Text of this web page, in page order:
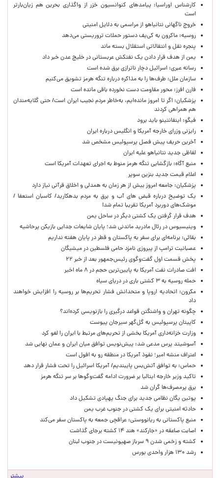
کارشناس اوراسیا: پیامدهای کنوانسیون خزر از واگذاری بحرین هم زیان‌بارتر
است
خروج ناگهانی نتانیاهو از مراسمی به دلایل امنیتی
روسیه: ماکرون به کی‌یف دستور حملات تروریستی می‌دهد
پنجره‌ نقل و انتقالاتی استقلال بسته ماند
یمن از هدف قرار دادن یک نفتکش عربستانی در خلیج عدن خبر داد
رسانه عبری: اسرائیل دچار ناترازی برق شده است
سازمان ملل: طرف‌ها را به مذاکره درباره تنگه هرمز تشویق می‌کنیم
فارن افرز: محور مقاومت دست نخورده باقی مانده است
پزشکیان: اگر تا امروز مانده‌ایم، به‌خاطر مردم نجیب ایران است/ حتی گلایه‌مندان
هم همراهی کردند
فیگو: اینفانتینو باید برود
رایزنی وزرای خارجه آمریکا و انگلیس درباره ایران
آخرین حریف پیش فصل پرسپولیس مشخص شد
لفاظی جدید نتانیاهو علیه ایران
منبع آگاه: بازگشایی تنگه هرمز منوط به اجرای تعهدات آمریکا است
اعلام قیمت جدید بنزین سوپر
پزشکیان: جامعه امروز بیش از هر زمان به همدلی و اخلاق قرآنی نیاز دارد
یک توضیح درباره قبض های آب و برق به مردم بدهکارید/ کاسبان استعفا /
موشک‌های دوربرد آمریکا تقریبا تمام شد!
هدف قرار گرفتن یک کشتی دیگر در ساحل یمن
وینیسیوس در رئال مادرید ماندنی شد؛ پایان شایعات جدایی بازیکن پرحاشیه
بقائی: برنامه‌ای برای سفر به پاکستان و قطر در پایان هفته نداریم
عصبانیت ترامپ از پیروزی نامزد حامی فلسطین در میشیگان
پخش قسمت اول گفت‌وگوی رئیس‌جمهور بعد از خبر ۲۲
افت صادرات نفت آمریکا به پایین‌ترین حجم در ۸ ماه اخیر
حمله روسیه به ۳ کشتی باری در دریای سیاه
مکرون: اتحادیه اروپا و متحدانش فشار تحریم‌ها بر روسیه را افزایش خواهند
داد
چگونه تهران و واشنگتن قواعد درگیری را بازنویسی کرده‌اند؟
کاپیتان پرسپولیس به گل‌گهر سیرجان پیوست
وزارت خزانه‌داری آمریکا بخشی از تحریم‌های مرتبط با ایران را لغو کرد
آسوشیتد پرس مدعی شد: پیش‌نویس توافق میان ایران و عمان نهایی شد
اعتراف منشه امیر؛ نفوذ آمریکا در منطقه رو به افول است
حماس: به توافق آتش‌بس پایبندیم/ آمریکا اسرائیل را تحت فشار قرار دهد
تاکید وزیر خارجه ایتالیا بر ضرورت ادامه گفت‌وگوها بر سر تنگه هرمز
برق پرمصرف‌ها گران شد
پوتین یگان نظامی جدید برای جنگ پهپادی تشکیل داد
حادثه امنیتی برای یک کشتی در جنوب غرب یمن
منبع پاکستانی به ریانووستی: عراقچی جمعه به پاکستان سفر می‌کند
اصابت صاعقه در «جارکند» هند ۱۴ کشته برجای گذاشت
کشته و زخمی شدن ۹ سرباز صهیونیست در جنوب لبنان
رشد ۱۳۰ هزار واحدی بورس